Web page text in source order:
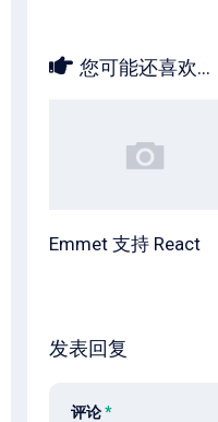
您可能还喜欢...
Emmet 支持 React
发表回复
评论*